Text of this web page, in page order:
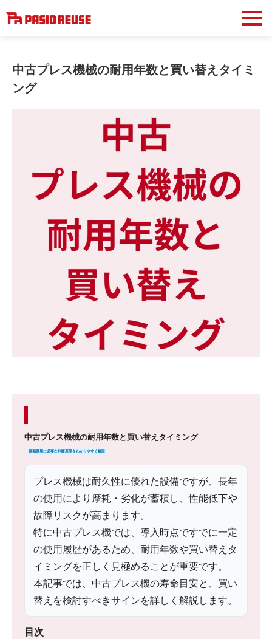
中古プレス機械の耐用年数と買い替えタイミ
ング
中古プレス機械の耐用年数と買い替えタイミング
長期運用に必要な判断基準をわかりやすく解説
プレス機械は耐久性に優れた設備ですが、長年
の使用により摩耗・劣化が蓄積し、性能低下や
故障リスクが高まります。
特に中古プレス機では、導入時点ですでに一定
の使用履歴があるため、耐用年数や買い替えタ
イミングを正しく見極めることが重要です。
本記事では、中古プレス機の寿命目安と、買い
替えを検討すべきサインを詳しく解説します。
目次